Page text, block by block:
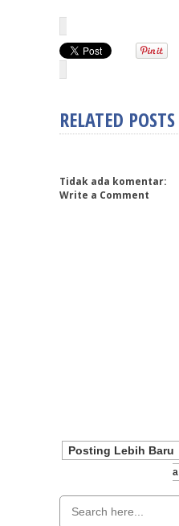
RELATED POSTS
Tidak ada komentar:
Write a Comment
Posting Lebih Baru
A